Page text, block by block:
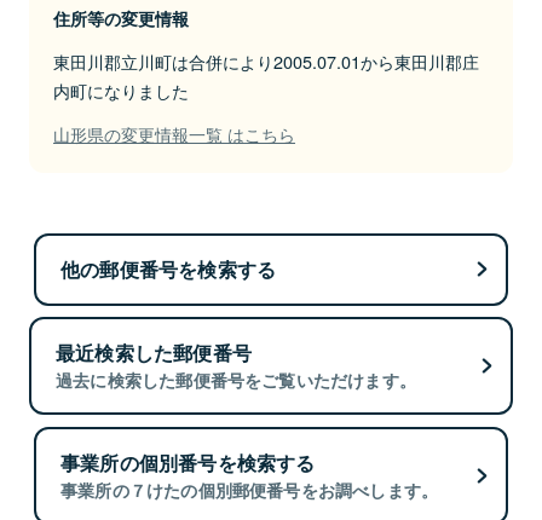
住所等の変更情報
東田川郡立川町は合併により2005.07.01から東田川郡庄
内町になりました
山形県の変更情報一覧 はこちら
他の郵便番号を検索する
最近検索した郵便番号
過去に検索した郵便番号をご覧いただけます。
事業所の個別番号を検索する
事業所の７けたの個別郵便番号をお調べします。